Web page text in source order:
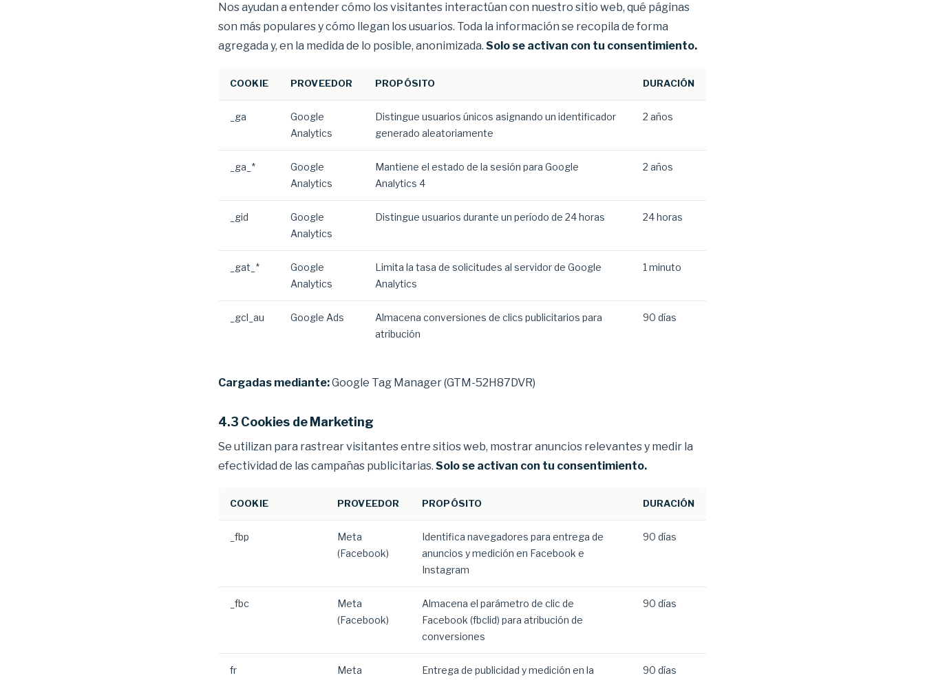
Nos ayudan a entender cómo los visitantes interactúan con nuestro sitio web, qué páginas
son más populares y cómo llegan los usuarios. Toda la información se recopila de forma
agregada y, en la medida de lo posible, anonimizada. Solo se activan con tu consentimiento.
COOKIE PROVEEDOR PROPÓSITO DURACIÓN
_ga
Google
Analytics
Distingue usuarios únicos asignando un identificador
generado aleatoriamente
2 años
_ga_*
Google
Analytics
Mantiene el estado de la sesión para Google
Analytics 4
2 años
_gid
Google
Analytics
Distingue usuarios durante un período de 24 horas 24 horas
_gat_*
Google
Analytics
Limita la tasa de solicitudes al servidor de Google
Analytics
1 minuto
_gcl_au Google Ads
Almacena conversiones de clics publicitarios para
atribución
90 días
Cargadas mediante:Google Tag Manager (GTM-52H87DVR)
4.3 Cookies de Marketing
Se utilizan para rastrear visitantes entre sitios web, mostrar anuncios relevantes y medir la
efectividad de las campañas publicitarias. Solo se activan con tu consentimiento.
COOKIE PROVEEDOR PROPÓSITO DURACIÓN
_fbp
Meta
(Facebook)
Identifica navegadores para entrega de
anuncios y medición en Facebook e
Instagram
90 días
_fbc
Meta
(Facebook)
Almacena el parámetro de clic de
Facebook (fbclid) para atribución de
conversiones
90 días
fr Meta Entrega de publicidad y medición en la 90 días